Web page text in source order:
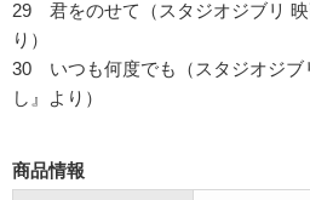
29 君をのせて（スタジオジブリ
り）
30 いつも何度でも（スタジオジブ
し』より）
商品情報